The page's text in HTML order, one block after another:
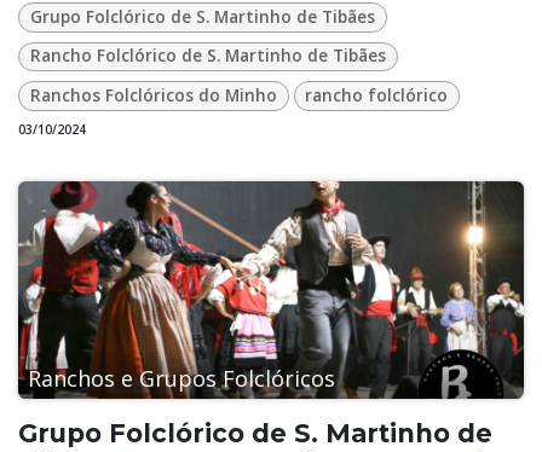
Grupo Folclórico de S. Martinho de Tibães
Rancho Folclórico de S. Martinho de Tibães
Ranchos Folclóricos do Minho
rancho folclórico
03/10/2024
Ranchos e Grupos Folclóricos
Grupo Folclórico de S. Martinho de